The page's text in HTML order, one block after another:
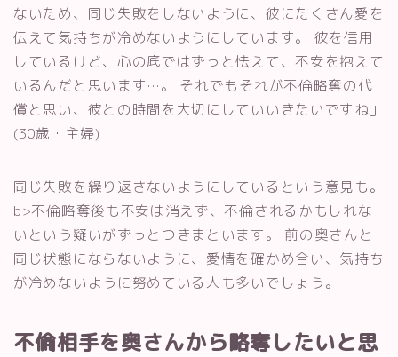
ないため、同じ失敗をしないように、彼にたくさん愛を
伝えて気持ちが冷めないようにしています。 彼を信用
しているけど、心の底ではずっと怯えて、不安を抱えて
いるんだと思います…。 それでもそれが不倫略奪の代
償と思い、彼との時間を大切にしていいきたいですね」
(30歳・主婦)
同じ失敗を繰り返さないようにしているという意見も。
b>不倫略奪後も不安は消えず、不倫されるかもしれな
いという疑いがずっとつきまといます。 前の奥さんと
同じ状態にならないように、愛情を確かめ合い、気持ち
が冷めないように努めている人も多いでしょう。
不倫相手を奥さんから略奪したいと思